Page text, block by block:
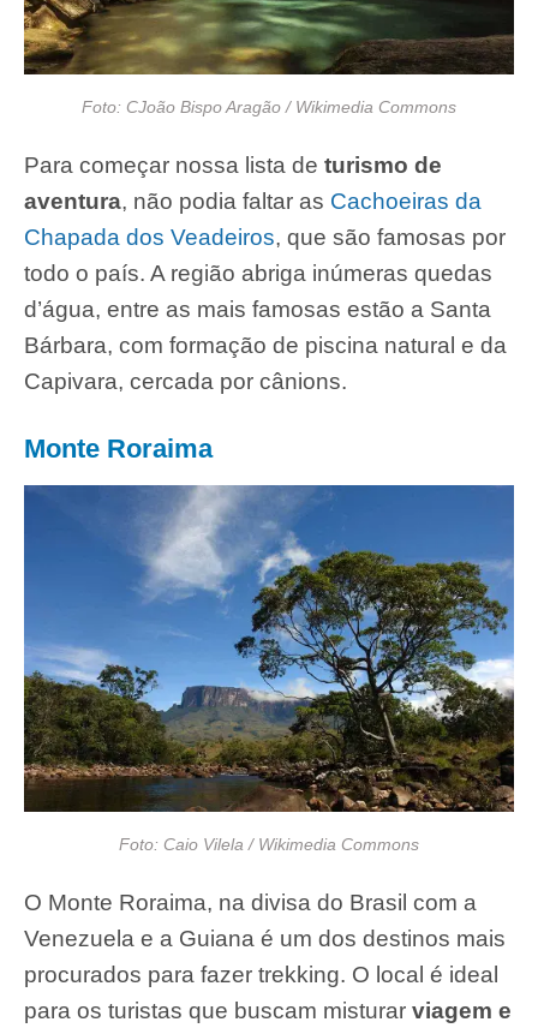
Foto: CJoão Bispo Aragão / Wikimedia Commons
Para começar nossa lista de turismo de
aventura, não podia faltar as Cachoeiras da
Chapada dos Veadeiros, que são famosas por
todo o país. A região abriga inúmeras quedas
d’água, entre as mais famosas estão a Santa
Bárbara, com formação de piscina natural e da
Capivara, cercada por cânions.
Monte Roraima
Foto: Caio Vilela / Wikimedia Commons
O Monte Roraima, na divisa do Brasil com a
Venezuela e a Guiana é um dos destinos mais
procurados para fazer trekking. O local é ideal
para os turistas que buscam misturar viagem e